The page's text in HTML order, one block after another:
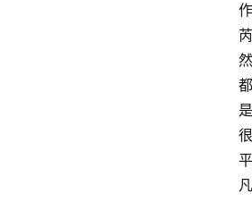
作
芮
然
都
是
很
平
凡